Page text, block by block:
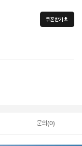
쿠폰받기
문의(0)